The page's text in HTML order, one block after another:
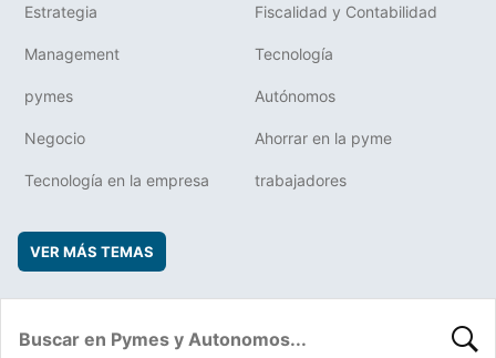
Estrategia Fiscalidad y Contabilidad
Management Tecnología
pymes Autónomos
Negocio Ahorrar en la pyme
Tecnología en la empresa trabajadores
VER MÁS TEMAS